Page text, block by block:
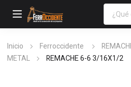
Inicio Ferroccidente
METAL
REMACHE 6-6 3/16X1/2